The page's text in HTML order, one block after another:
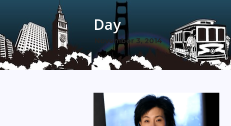
Day
November 3, 2014